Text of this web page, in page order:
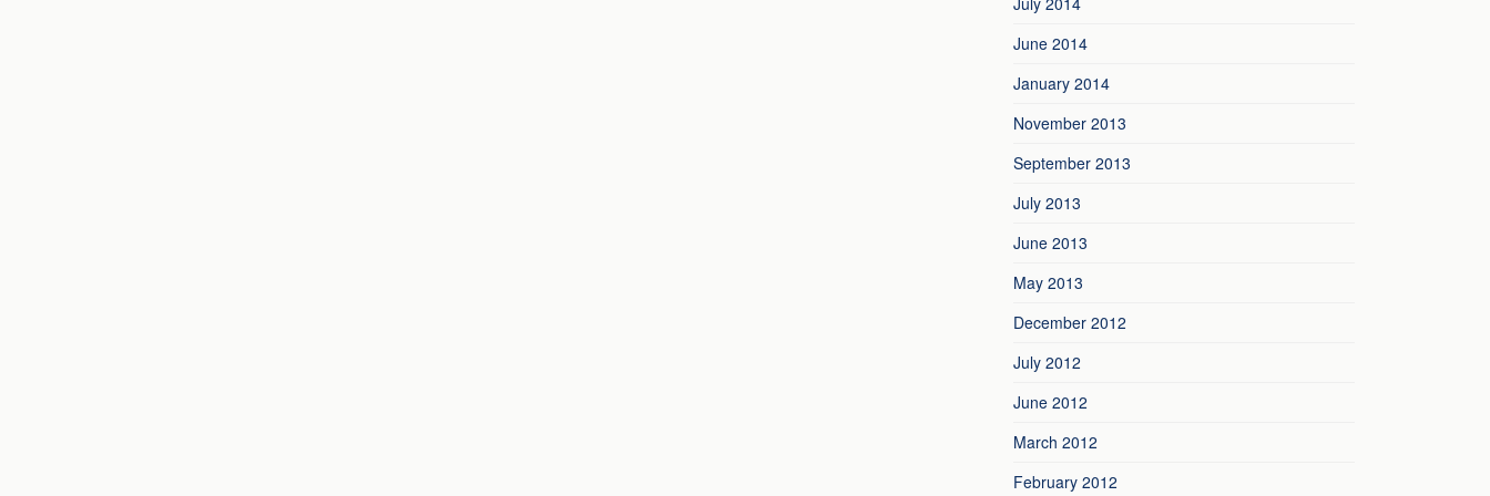
June 2014
January 2014
November 2013
September 2013
July 2013
June 2013
May 2013
December 2012
July 2012
June 2012
March 2012
February 2012